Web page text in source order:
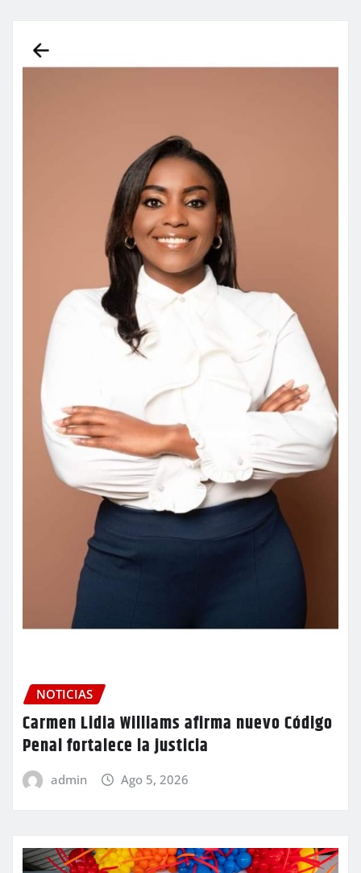
NOTICIAS
Carmen Lidia Williams afirma nuevo Código
Penal fortalece la justicia
admin Ago 5, 2026